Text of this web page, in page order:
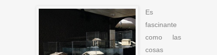
Es
fascinante
como las
cosas